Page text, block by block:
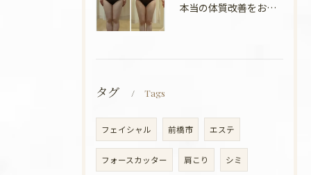
本当の体質改善をお手伝い✨
タグ Tags
フェイシャル 前橋市 エステ
フォースカッター 肩こり シミ